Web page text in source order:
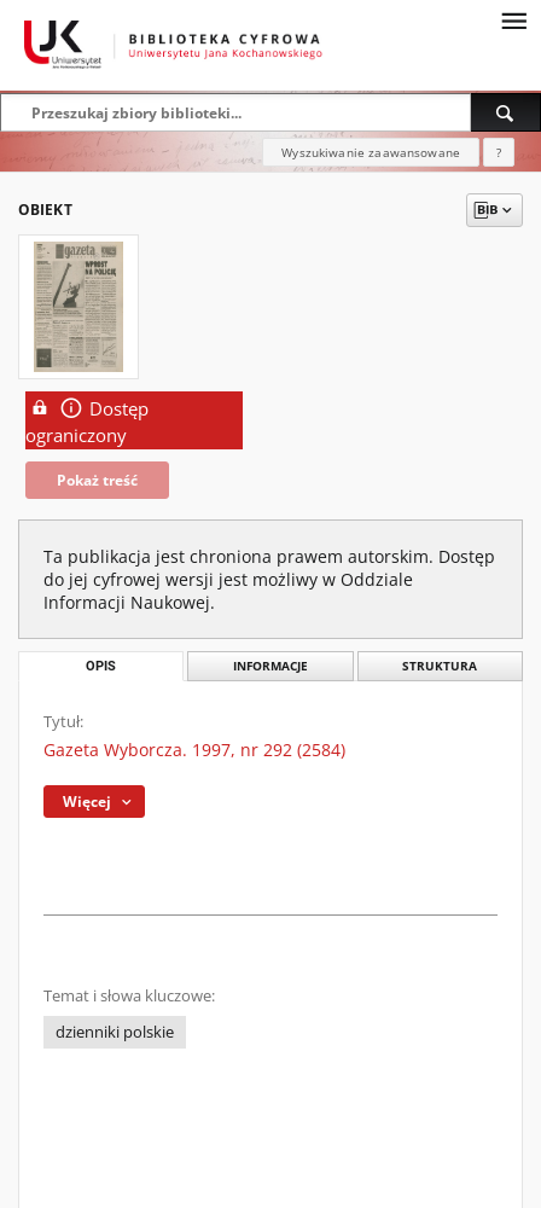
Wyszukiwanie zaawansowane ?
OBIEKT
Dostęp
ograniczony
Pokaż treść
Ta publikacja jest chroniona prawem autorskim. Dostęp
do jej cyfrowej wersji jest możliwy w Oddziale
Informacji Naukowej.
OPIS INFORMACJE STRUKTURA
Tytuł:
Gazeta Wyborcza. 1997, nr 292 (2584)
Więcej
Temat i słowa kluczowe:
dzienniki polskie